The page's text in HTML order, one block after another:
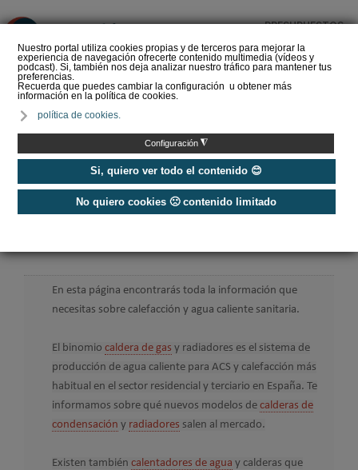
Nuestro portal utiliza cookies propias y de terceros para mejorar la
experiencia de navegación ofrecerte contenido multimedia (vídeos y
podcast). Si, también nos deja analizar nuestro tráfico para mantener tus
preferencias.
Recuerda que puedes cambiar la configuración u obtener más
información en la política de cookies.
política de cookies.
Configuración ◮
Si, quiero ver todo el contenido 😊
No quiero cookies 🙁 contenido limitado
PRESUPUESTOS
demanda el futuro del
sector
Calefacción
En esta página encontrarás toda la información que
necesitas sobre calefacción y agua caliente sanitaria.
El binomio caldera de gas y radiadores es el sistema de
producción de agua caliente para ACS y calefacción más
habitual en el sector residencial y terciario en España. Te
informamos sobre qué nuevos modelos de calderas de
condensación y radiadores salen al mercado.
Existen también calentadores de agua y calderas que